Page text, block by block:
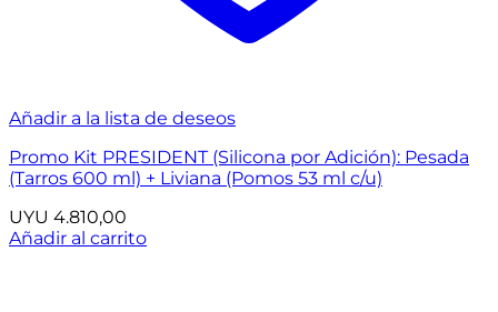
Añadir a la lista de deseos
Promo Kit PRESIDENT (Silicona por Adición): Pesada
(Tarros 600 ml) + Liviana (Pomos 53 ml c/u)
UYU 4.810,00
Añadir al carrito